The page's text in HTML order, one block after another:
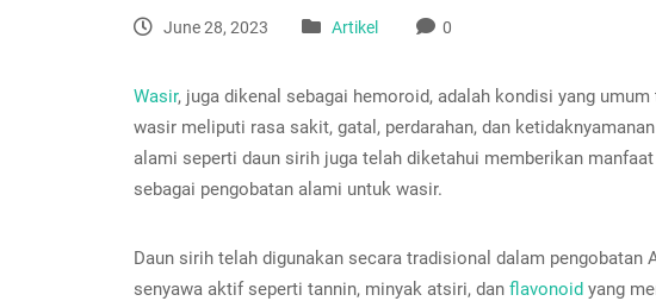
June 28, 2023 Artikel 0
Wasir, juga dikenal sebagai hemoroid, adalah kondisi yang
wasir meliputi rasa sakit, gatal, perdarahan, dan
alami seperti daun sirih juga telah diketahui memberikan
sebagai pengobatan alami untuk wasir.
Daun sirih telah digunakan secara tradisional dalam pengobatan
senyawa aktif seperti tannin, minyak atsiri, dan flavonoid yang